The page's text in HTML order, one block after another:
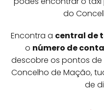
do
Encontra a central de
o número de
descobre os pontos
Concelho de Mação,
de